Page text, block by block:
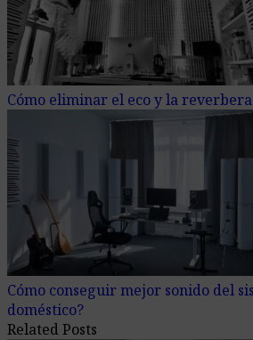
Cómo eliminar el eco y la
Cómo conseguir mejor sonido del
doméstico?
Related Posts